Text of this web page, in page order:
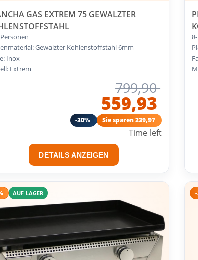
GAS EXTREM 75 GEWALZTER
Gewalzter Kohlenstoffstahl 6mm
Inox
Extrem
799,90
559,93
-30% Sie sparen 239,97
Time left
DETAILS ANZEIGEN
AUF LAGER